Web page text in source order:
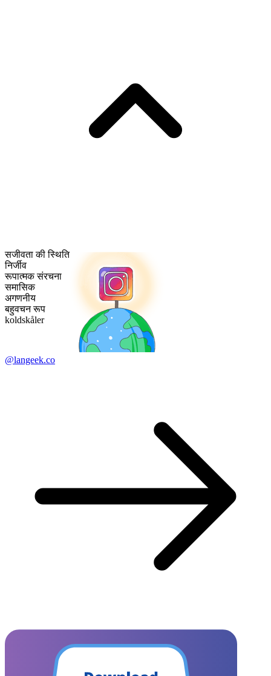
सजीवता की स्थिति
निर्जीव
रूपात्मक संरचना
समासिक
अगणनीय
बहुवचन रूप
koldskåler
@langeek.co